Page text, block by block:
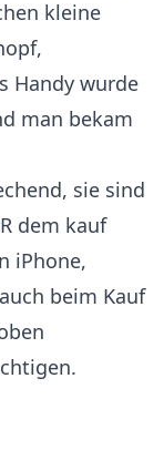
kleine
Handy wurde
man bekam
sie sind
dem kauf
iPhone,
beim Kauf